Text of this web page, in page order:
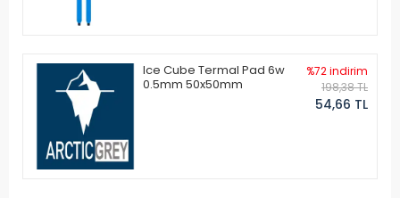
Ice Cube Termal Pad 6w
0.5mm 50x50mm
%72 indirim
198,38 TL
54,66 TL